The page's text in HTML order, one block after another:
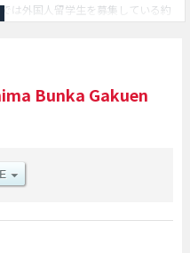
は外国人留学生を募集している約
報、施設案内、アクセスなど外国
是非ご利用ください。
Bunka Gakuen